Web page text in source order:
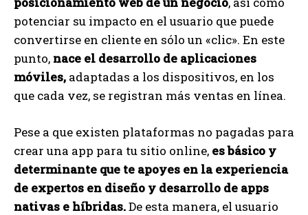
potenciar su impacto en el usuario que puede
convertirse en cliente en sólo un «clic». En este
punto, nace el desarrollo de aplicaciones
móviles, adaptadas a los dispositivos, en los
que cada vez, se registran más ventas en línea.
Pese a que existen plataformas no pagadas para
crear una app para tu sitio online, es básico y
determinante que te apoyes en la experiencia
de expertos en diseño y desarrollo de apps
nativas e híbridas.De esta manera, el usuario